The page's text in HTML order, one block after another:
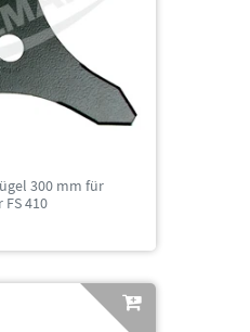
300 mm für
FS 410